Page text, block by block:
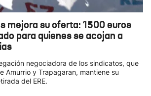
mejora su oferta: 1500 euros
para quienes se acojan a
negociadora de los sindicatos, que
Amurrio y Trapagaran, mantiene su
del ERE.